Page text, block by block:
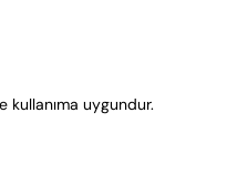
kullanıma uygundur.